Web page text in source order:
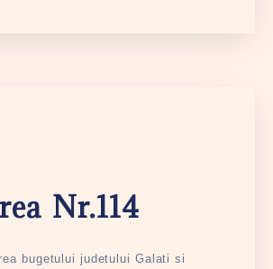
Nr.114
bugetului judetului Galati si